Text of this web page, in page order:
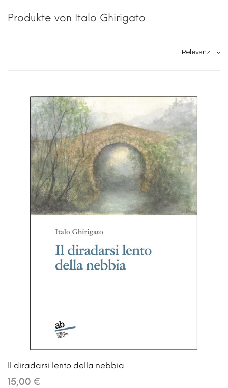
Produkte von Italo Ghirigato
Relevanz
Il diradarsi lento della nebbia
15,00 €